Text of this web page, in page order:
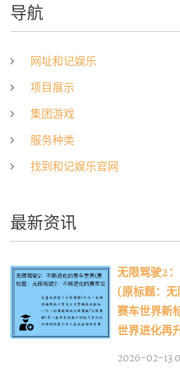
导航
网址和记娱乐
项目展示
集团游戏
服务种类
找到和记娱乐官网
最新资讯
无限驾驶2
(原标题：
赛车世界新
世界进化再
2026-02-13